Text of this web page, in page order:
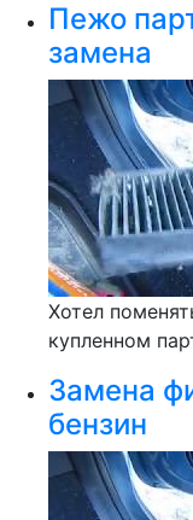
Пежо
замена
Хотел
купленном
Замена
бензин